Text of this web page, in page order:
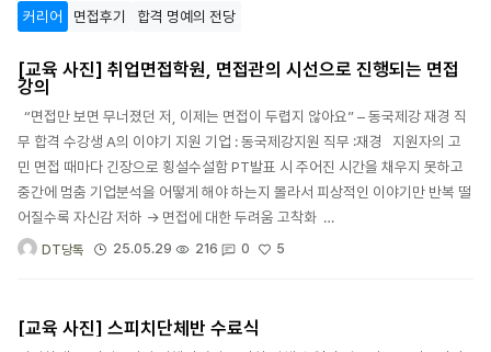
커리어 면접후기 합격 명예의 전당
[교육 사진] 취업면접학원, 면접관의 시선으로 진행되는 면접
강의
“면접만 보면 무너졌던 저, 이제는 면접이 두렵지 않아요” – 동국제강 재경 직
무 합격 수강생 A의 이야기 지원 기업 : 동국제강지원 직무 :재경 지원자의 고
민 면접 때마다 긴장으로 횡설수설함 PT발표 시 주어진 시간을 채우지 못하고
중간에 멈춤 기업분석을 어떻게 해야 하는지 몰라서 피상적인 이야기만 반복 떨
어질수록 자신감 저하 → 면접에 대한 두려움 고착화 …
DT당톡 25.05.29 216 0 5
[교육 사진] 스피치단체반 수료식